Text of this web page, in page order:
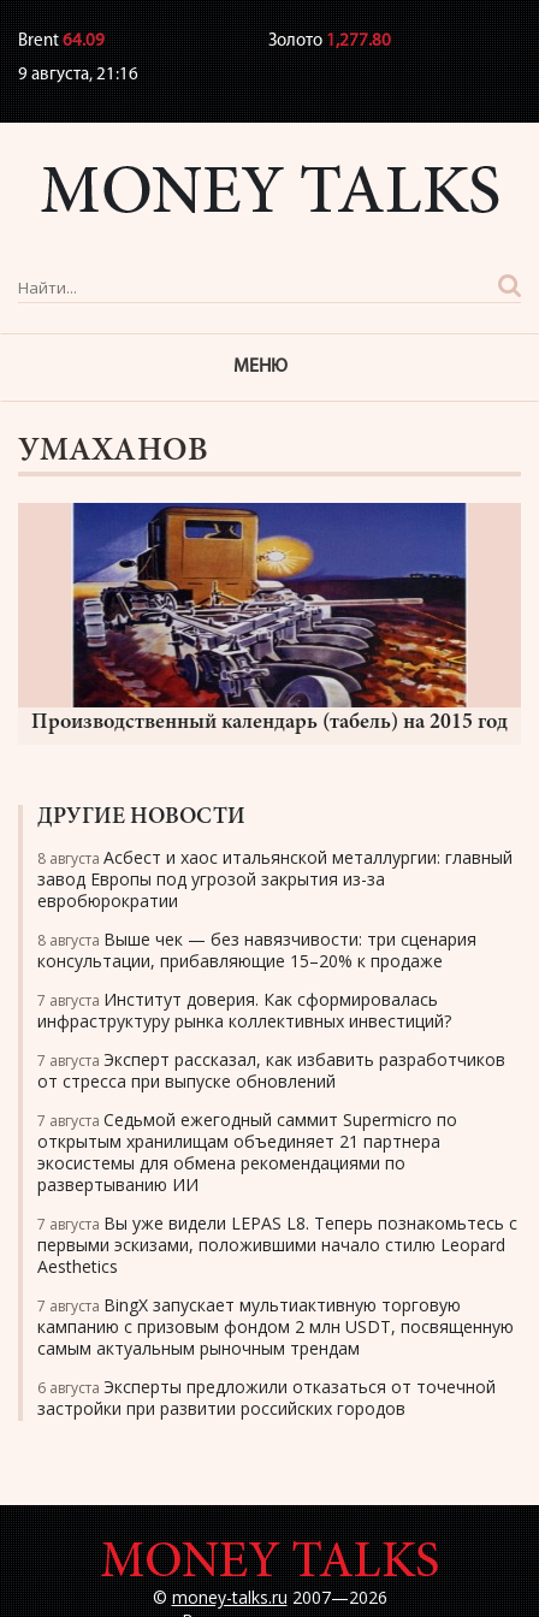
Brent64.09 Золото1,277.80
9 августа,21:16
МЕНЮ
УМАХАНОВ
Производственный календарь (табель) на 2015 год
ДРУГИЕ НОВОСТИ
8 августа Асбест и хаос итальянской металлургии: главный
завод Европы под угрозой закрытия из-за
евробюрократии
8 августа Выше чек — без навязчивости: три сценария
консультации, прибавляющие 15–20% к продаже
7 августа Институт доверия. Как сформировалась
инфраструктуру рынка коллективных инвестиций?
7 августа Эксперт рассказал, как избавить разработчиков
от стресса при выпуске обновлений
7 августа Седьмой ежегодный саммит Supermicro по
открытым хранилищам объединяет 21 партнера
экосистемы для обмена рекомендациями по
развертыванию ИИ
7 августа Вы уже видели LEPAS L8. Теперь познакомьтесь с
первыми эскизами, положившими начало стилю Leopard
Aesthetics
7 августа BingX запускает мультиактивную торговую
кампанию с призовым фондом 2 млн USDT, посвященную
самым актуальным рыночным трендам
6 августа Эксперты предложили отказаться от точечной
застройки при развитии российских городов
©money-talks.ru2007—2026